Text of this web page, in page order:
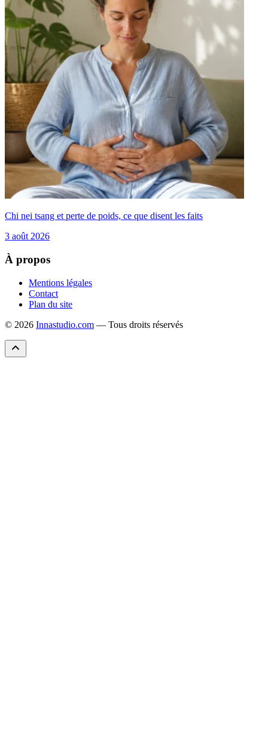
Chi nei tsang et perte de poids, ce que disent les faits
3 août 2026
À propos
Mentions légales
Contact
Plan du site
© 2026 Innastudio.com — Tous droits réservés